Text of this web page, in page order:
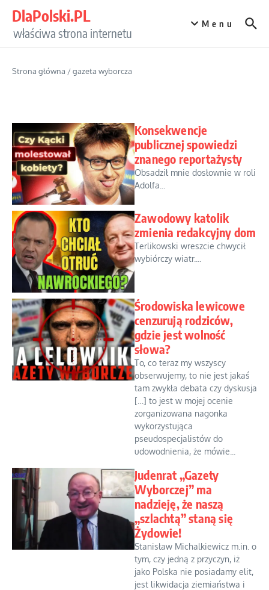
DlaPolski.PL
właściwa strona internetu
Menu
Strona główna /gazeta wyborcza
Konsekwencje
publicznej spowiedzi
znanego reportażysty
Obsadził mnie dosłownie w roli
Adolfa...
Zawodowy katolik
zmienia redakcyjny dom
Terlikowski wreszcie chwycił
wybiórczy wiatr....
Środowiska lewicowe
cenzurują rodziców,
gdzie jest wolność
słowa?
To, co teraz my wszyscy
obserwujemy, to nie jest jakaś
tam zwykła debata czy dyskusja
[…] to jest w mojej ocenie
zorganizowana nagonka
wykorzystująca
pseudospecjalistów do
udowodnienia, że mówie...
Judenrat „Gazety
Wyborczej” ma
nadzieję, że naszą
„szlachtą” staną się
Żydowie!
Stanisław Michalkiewicz m.in. o
tym, czy jedną z przyczyn, iż
jako Polska nie posiadamy elit,
jest likwidacja ziemiaństwa i